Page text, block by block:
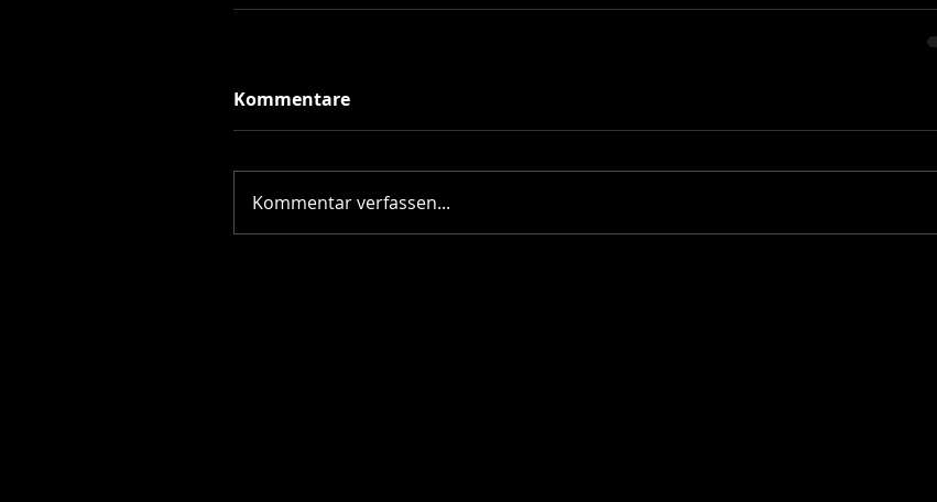
Kommentare
Kommentar verfassen...